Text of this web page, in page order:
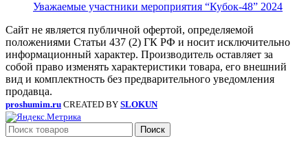
Уважаемые участники мероприятия “Кубок-48” 2024
Сайт не является публичной офертой, определяемой
положениями Статьи 437 (2) ГК РФ и носит исключительно
информационный характер. Производитель оставляет за
собой право изменять характеристики товара, его внешний
вид и комплектность без предварительного уведомления
продавца.
proshumim.ru CREATED BY SLOKUN
Поиск